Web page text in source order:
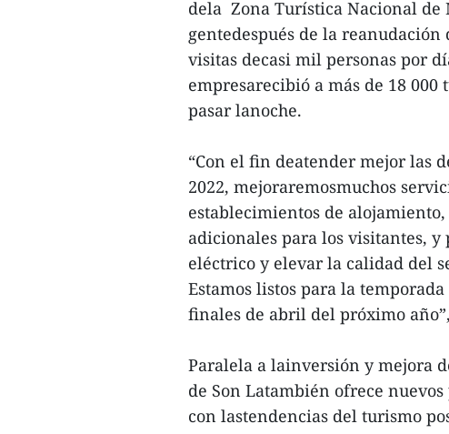
dela Zona Turística Nacional de
gentedespués de la
visitas decasi mil personas por
empresarecibió a más de 18
pasar lanoche.
“Con el fin deatender mejor las
2022, mejoraremosmuchos
establecimientos de
adicionales para los visitantes,
eléctrico y elevar la calidad del
Estamos listos para la
finales de abril del próximo
Paralela a lainversión y mejora
de Son Latambién ofrece
con lastendencias del turismo